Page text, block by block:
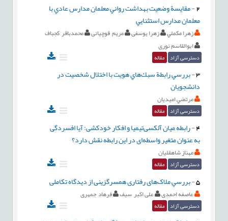
2
-مقايسة وضعيت بهداشت رواني معلمان مدارس عادي با
معلمان مدارس استثنایي
زهرا مكملي زهرا یوسفی مریم قوچيانی
محمدباقر كجباف
ابوالقاسم نوری
دسترسی آزاد مقاله
3
-بررسي رابطة سبك‌هاي هويت با اختلال شخصيت در
دانشجويان
مرتضي اميديان
دسترسی آزاد مقاله
4
-رابطه میان آلکسی‌تیمیا و افکار خودکشی: آیا افسردگی
به عنوان متغیر واسطه‌ای در این رابطه نقش دارد؟
مهناز شاهقلیان
دسترسی آزاد مقاله
5
-بررسي ملاک‌های رفتاری همسرگزینی از دیدگاه تکاملی
عاصفه احمدی علی اکبر سیف فرهاد جمهری
دسترسی آزاد مقاله